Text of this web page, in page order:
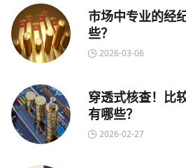
市场中专业的经
些？
2026-03-06
穿透式核查！比
有哪些？
2026-02-27